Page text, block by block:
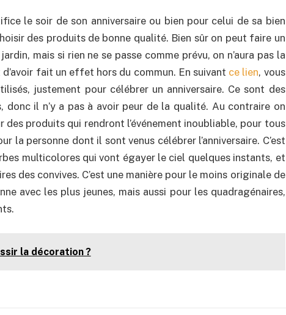
le soir de son anniversaire ou bien pour celui de sa bien
des produits de bonne qualité. Bien sûr on peut faire un
mais si rien ne se passe comme prévu, on n’aura pas la
fait un effet hors du commun. En suivant ce lien, vous
justement pour célébrer un anniversaire. Ce sont des
il n’y a pas à avoir peur de la qualité. Au contraire on
produits qui rendront l’événement inoubliable, pour tous
la personne dont il sont venus célébrer l’anniversaire. C’est
multicolores qui vont égayer le ciel quelques instants, et
des convives. C’est une manière pour le moins originale de
avec les plus jeunes, mais aussi pour les quadragénaires,
la décoration ?